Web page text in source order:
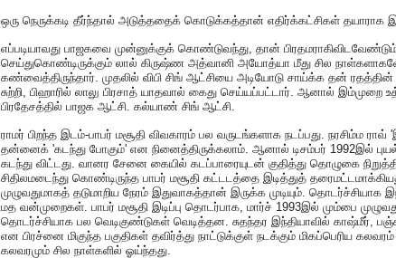
ஒரு நெருக்கடி தீர்ந்தால் அடுத்ததைக் கொடுக்கத்தான் எதிர்க்கட்சிகள் தயாராக
எப்படியாவது பாஜகவை முன்னுக்குக் கொண்டுவந்து, தான் பிரதமராகிவிடவேண்டும்
செய்துகொண்டிருக்கும் லால் கிருஷ்ண அத்வானி அயோத்யா மீது சில
கண்வைத்திருந்தார். முதலில் விபி சிங் ஆட்சியை அடியோடு சாய்க்க தன் ரதத்தின்
சுற்றி, பிஹாரில் லாலு பிரசாத் யாதவால் கைது செய்யப்பட்டார். ஆனால் இம்முறை
பிரதேசத்தில் பாஜக ஆட்சி. கல்யாண் சிங் ஆட்சி.
ராமர் பிறந்த இடம்-பாபர் மசூதி விவகாரம் பல வருடங்களாக நடப்பது. நரசிம்ம ராவ்
தன்னைக் 'கடந்து போகும்' என நினைத்திருக்கலாம். ஆனால் டிசம்பர் 1992இல்
கடந்து விட்டது. வானர சேனை கையில் கடப்பாரையுடன் குதித்து தொழுகை
சிதிலமடைந்து கொண்டிருந்த பாபர் மசூதி கட்டடத்தை இடித்துத்
முழுவதுமாகத் தடுமாறிய நேரம் இதுவாகத்தான் இருக்க முடியும். தொடர்ச்சியாக
மத வன்முறைகள். பாபர் மசூதி இடிப்பு தொடர்பாக, மார்ச் 1993இல் மும்பை
தொடர்ச்சியாக பல வெடிகுண்டுகள் வெடித்தன. சுதந்தர இந்தியாவில் காஷ்மீர்,
என பிரச்னை மிகுந்த பகுதிகள் தவிர்த்து நாட்டுக்குள் நடக்கும் மிகப்பெரிய
கலவரமும் சில நாள்களில் ஓய்ந்தது.